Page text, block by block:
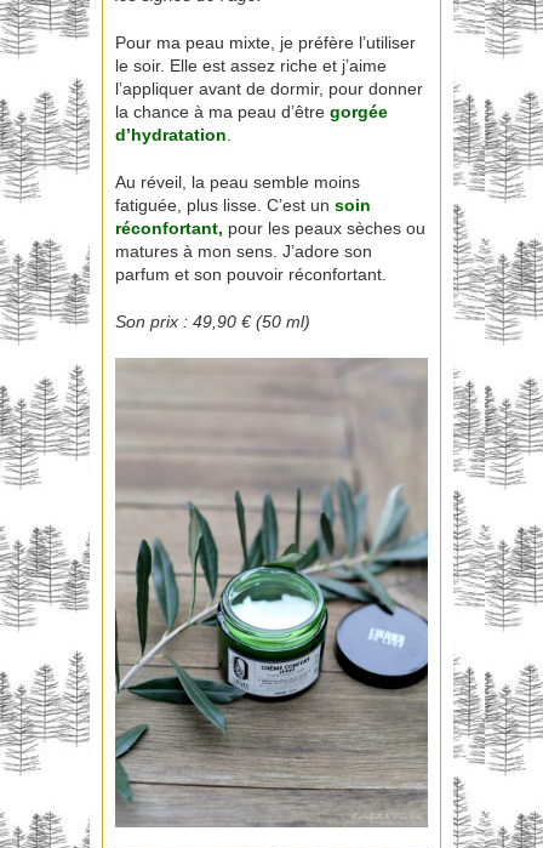
Pour ma peau mixte, je préfère l’utiliser
le soir. Elle est assez riche et j’aime
l’appliquer avant de dormir, pour donner
la chance à ma peau d’être gorgée
d’hydratation.
Au réveil, la peau semble moins
fatiguée, plus lisse. C’est un soin
réconfortant, pour les peaux sèches ou
matures à mon sens. J’adore son
parfum et son pouvoir réconfortant.
Son prix : 49,90 € (50 ml)